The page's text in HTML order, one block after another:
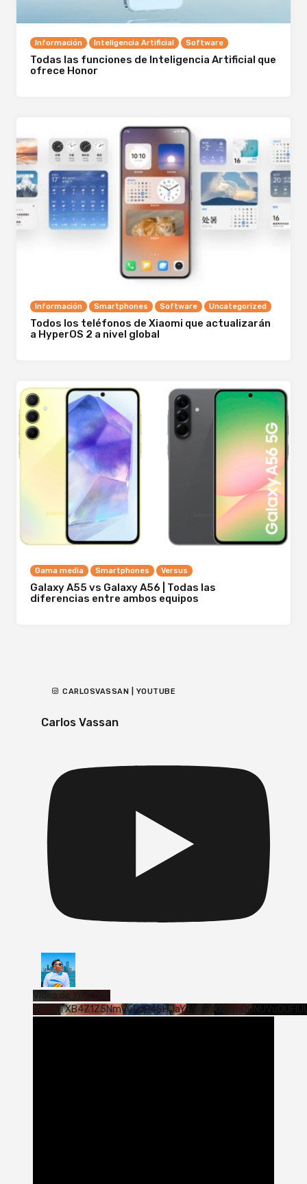
Información Inteligencia Artificial Software
Todas las funciones de Inteligencia Artificial que
ofrece Honor
Información Smartphones Software Uncategorized
Todos los teléfonos de Xiaomi que actualizarán
a HyperOS 2 a nivel global
Gama media Smartphones Versus
Galaxy A55 vs Galaxy A56 | Todas las
diferencias entre ambos equipos
CARLOSVASSAN | YOUTUBE
Carlos Vassan
Vídeo de YouTube